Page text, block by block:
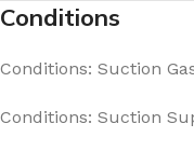
Conditions
Conditions: Suction
Conditions: Suction